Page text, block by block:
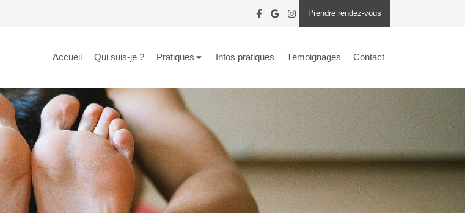
Prendre rendez-vous
Accueil Qui suis-je ? Pratiques Infos pratiques Témoignages Contact